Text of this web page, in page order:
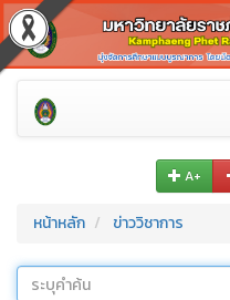
A+
หน้าหลัก ข่าววิชาการ